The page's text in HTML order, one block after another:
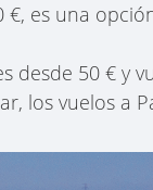
€, es una
desde 50 € y
los vuelos a